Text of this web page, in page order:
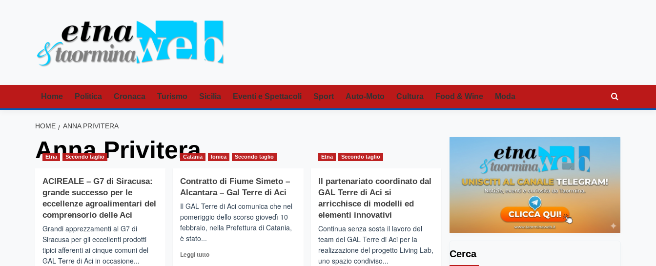
Home Politica Cronaca Turismo Sicilia Eventi e Spettacoli Sport Auto-Moto Cultura Food & Wine Moda
HOME ANNA PRIVITERA
Anna Privitera
Etna Secondo taglio
ACIREALE – G7 di Siracusa:
grande successo per le
eccellenze agroalimentari del
comprensorio delle Aci
Grandi apprezzamenti al G7 di
Siracusa per gli eccellenti prodotti
tipici afferenti ai cinque comuni del
GAL Terre di Aci in occasione...
Catania Ionica Secondo taglio
Contratto di Fiume Simeto –
Alcantara – Gal Terre di Aci
Il GAL Terre di Aci comunica che nel
pomeriggio dello scorso giovedì 10
febbraio, nella Prefettura di Catania,
è stato...
Leggi tuttoLeggi
Etna Secondo taglio
Il partenariato coordinato dal
GAL Terre di Aci si
arricchisce di modelli ed
elementi innovativi
Continua senza sosta il lavoro del
team del GAL Terre di Aci per la
realizzazione del progetto Living Lab,
uno spazio condiviso...
Cerca